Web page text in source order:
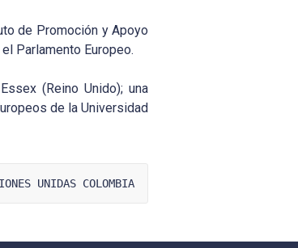
de Promoción y Apoyo
Parlamento Europeo.
(Reino Unido); una
de la Universidad
UNIDAS COLOMBIA